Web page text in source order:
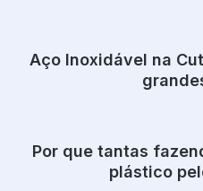
Aço Inoxidável na
Por que tantas
plástico